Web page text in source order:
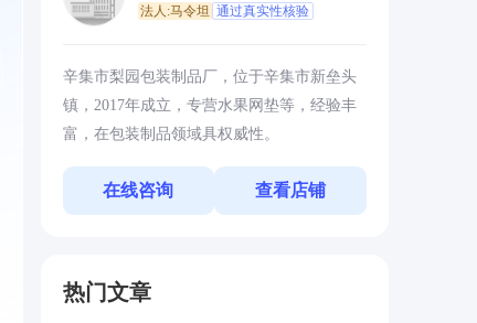
法人:马令坦 通过真实性核验
辛集市梨园包装制品厂，位于辛集市新垒头
镇，2017年成立，专营水果网垫等，经验丰
富，在包装制品领域具权威性。
在线咨询 查看店铺
热门文章